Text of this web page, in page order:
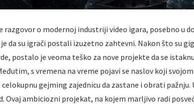
razgovor o modernoj industriji video igara, posebno u
je da su igrači postali izuzetno zahtevni. Nakon što su
postalo je veoma teško za nove projekte da se
s vremena na vreme pojavi se naslov koji
gejming zajednicu da zastane i obrati
Ovaj ambiciozni projekat, na kojem marljivo radi